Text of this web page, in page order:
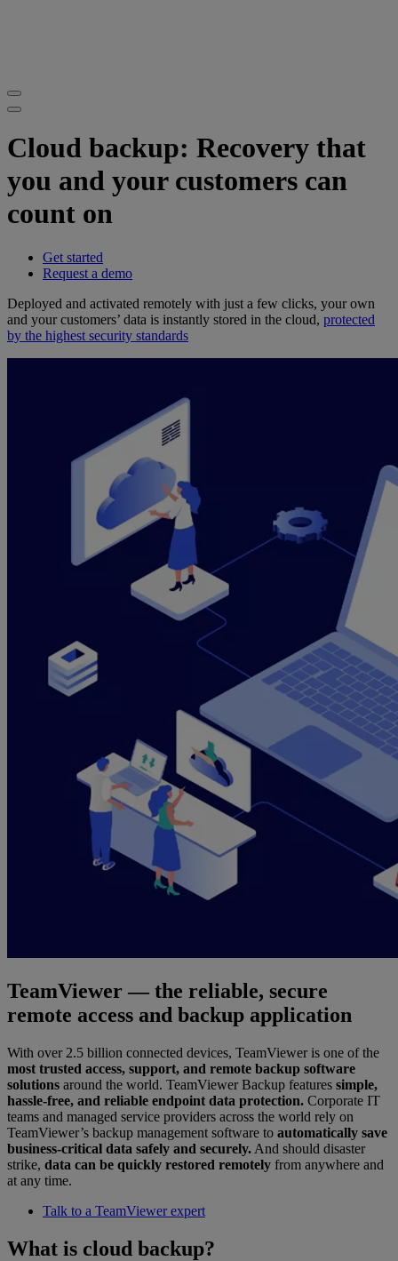
Cloud backup: Recovery that
you and your customers can
count on
Get started
Request a demo
Deployed and activated remotely with just a few clicks, your own
and your customers’ data is instantly stored in the cloud, protected
by the highest security standards
TeamViewer — the reliable, secure
remote access and backup application
With over 2.5 billion connected devices, TeamViewer is one of the
most trusted access, support, and remote backup software
solutions around the world. TeamViewer Backup features simple,
hassle-free, and reliable endpoint data protection. Corporate IT
teams and managed service providers across the world rely on
TeamViewer’s backup management software to automatically save
business-critical data safely and securely. And should disaster
strike, data can be quickly restored remotely from anywhere and
at any time.
Talk to a TeamViewer expert
What is cloud backup?